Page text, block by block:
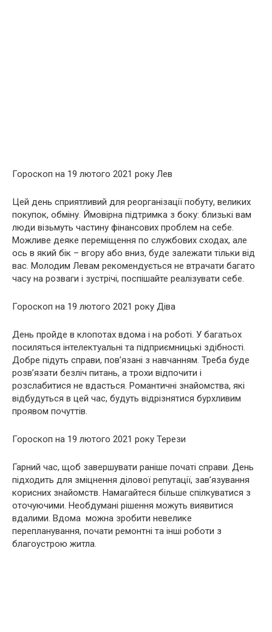
Гороскоп на 19 лютого 2021 року Лев
Цей день сприятливий для реорганізації побуту, великих
покупок, обміну. Ймовірна підтримка з боку: близькі вам
люди візьмуть частину фінансових проблем на себе.
Можливе деяке переміщення по службових сходах, але
ось в який бік – вгору або вниз, буде залежати тільки від
вас. Молодим Левам рекомендується не втрачати багато
часу на розваги і зустрічі, поспішайте реалізувати себе.
Гороскоп на 19 лютого 2021 року Діва
День пройде в клопотах вдома і на роботі. У багатьох
посиляться інтелектуальні та підприємницькі здібності.
Добре підуть справи, пов’язані з навчанням. Треба буде
розв’язати безліч питань, а трохи відпочити і
розслабитися не вдасться. Романтичні знайомства, які
відбудуться в цей час, будуть відрізнятися бурхливим
проявом почуттів.
Гороскоп на 19 лютого 2021 року Терези
Гарний час, щоб завершувати раніше початі справи. День
підходить для зміцнення ділової репутації, зав’язування
корисних знайомств. Намагайтеся більше спілкуватися з
оточуючими. Необдумані рішення можуть виявитися
вдалими. Вдома можна зробити невелике
перепланування, почати ремонтні та інші роботи з
благоустрою житла.